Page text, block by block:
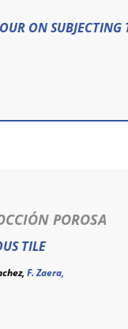
ON SUBJECTING
POROSA
TILE
, F. Zaera,